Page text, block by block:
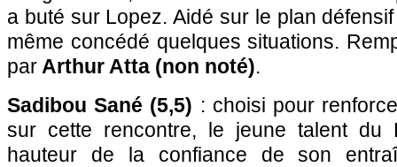
a buté sur Lopez. Aidé sur le plan
même concédé quelques situations.
par Arthur Atta (non noté).
Sadibou Sané (5,5) : choisi pour
sur cette rencontre, le jeune talent
hauteur de la confiance de son